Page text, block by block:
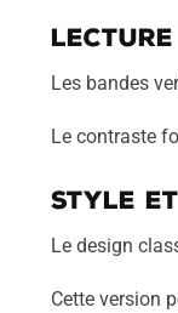
Lecture
Les bandes
Le contraste
Style
Le design
Cette version